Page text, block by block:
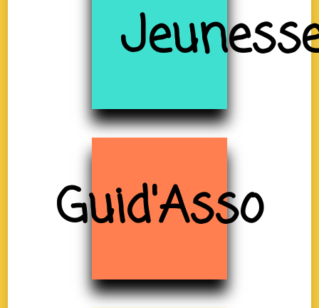
Guid'Asso